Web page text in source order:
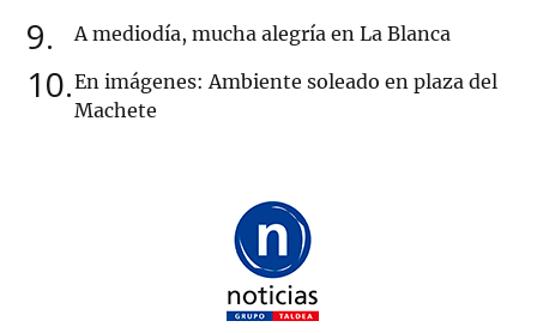
9 A mediodía, mucha alegría en La Blanca
10 En imágenes: Ambiente soleado en plaza del
Machete